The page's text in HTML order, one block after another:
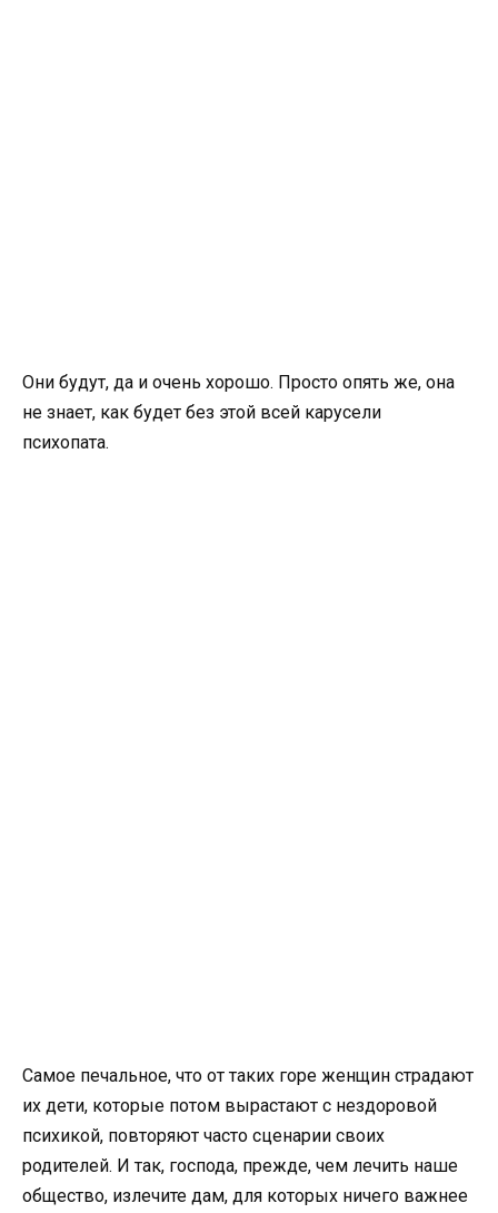
Они будут, да и очень хорошо. Просто опять же, она
не знает, как будет без этой всей карусели
психопата.
Самое печальное, что от таких горе женщин страдают
их дети, которые потом вырастают с нездоровой
психикой, повторяют часто сценарии своих
родителей. И так, господа, прежде, чем лечить наше
общество, излечите дам, для которых ничего важнее